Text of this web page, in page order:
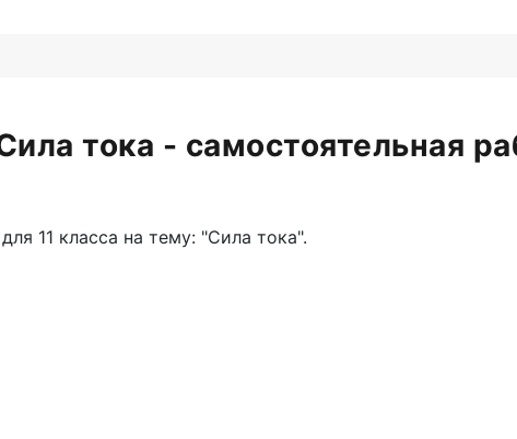
тока - самостоятельная
11 класса на тему: "Сила тока".